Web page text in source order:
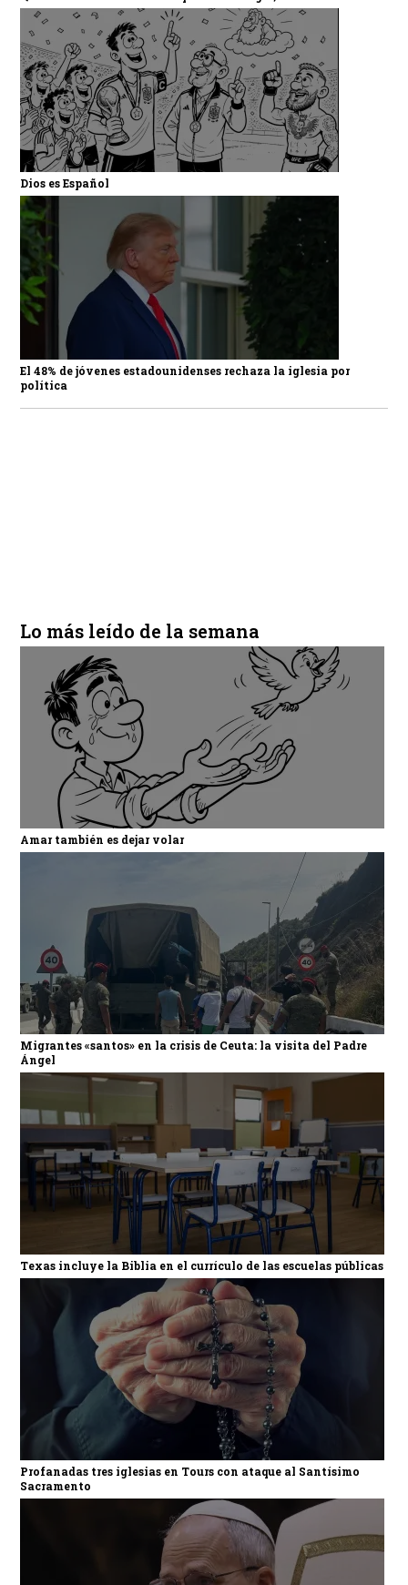
Dios es Español
El 48% de jóvenes estadounidenses rechaza la iglesia por
política
Lo más leído de la semana
Amar también es dejar volar
Migrantes «santos» en la crisis de Ceuta: la visita del Padre
Ángel
Texas incluye la Biblia en el currículo de las escuelas públicas
Profanadas tres iglesias en Tours con ataque al Santísimo
Sacramento